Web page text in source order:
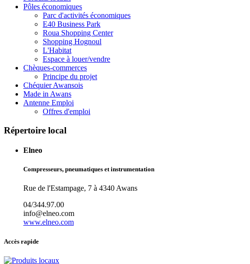
Pôles économiques
Parc d'activités économiques
E40 Business Park
Roua Shopping Center
Shopping Hognoul
L'Habitat
Espace à louer/vendre
Chèques-commerces
Principe du projet
Chéquier Awansois
Made in Awans
Antenne Emploi
Offres d'emploi
Répertoire local
Elneo
Compresseurs, pneumatiques et instrumentation
Rue de l'Estampage, 7 à 4340 Awans
04/344.97.00
info@elneo.com
www.elneo.com
Accès rapide